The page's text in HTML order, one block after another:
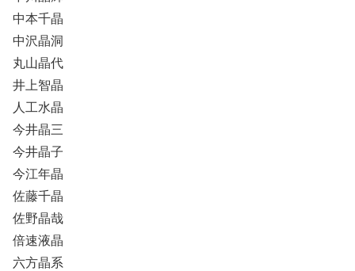
中本千晶
中沢晶洞
丸山晶代
井上智晶
人工水晶
今井晶三
今井晶子
今江年晶
佐藤千晶
佐野晶哉
倍速液晶
六方晶系